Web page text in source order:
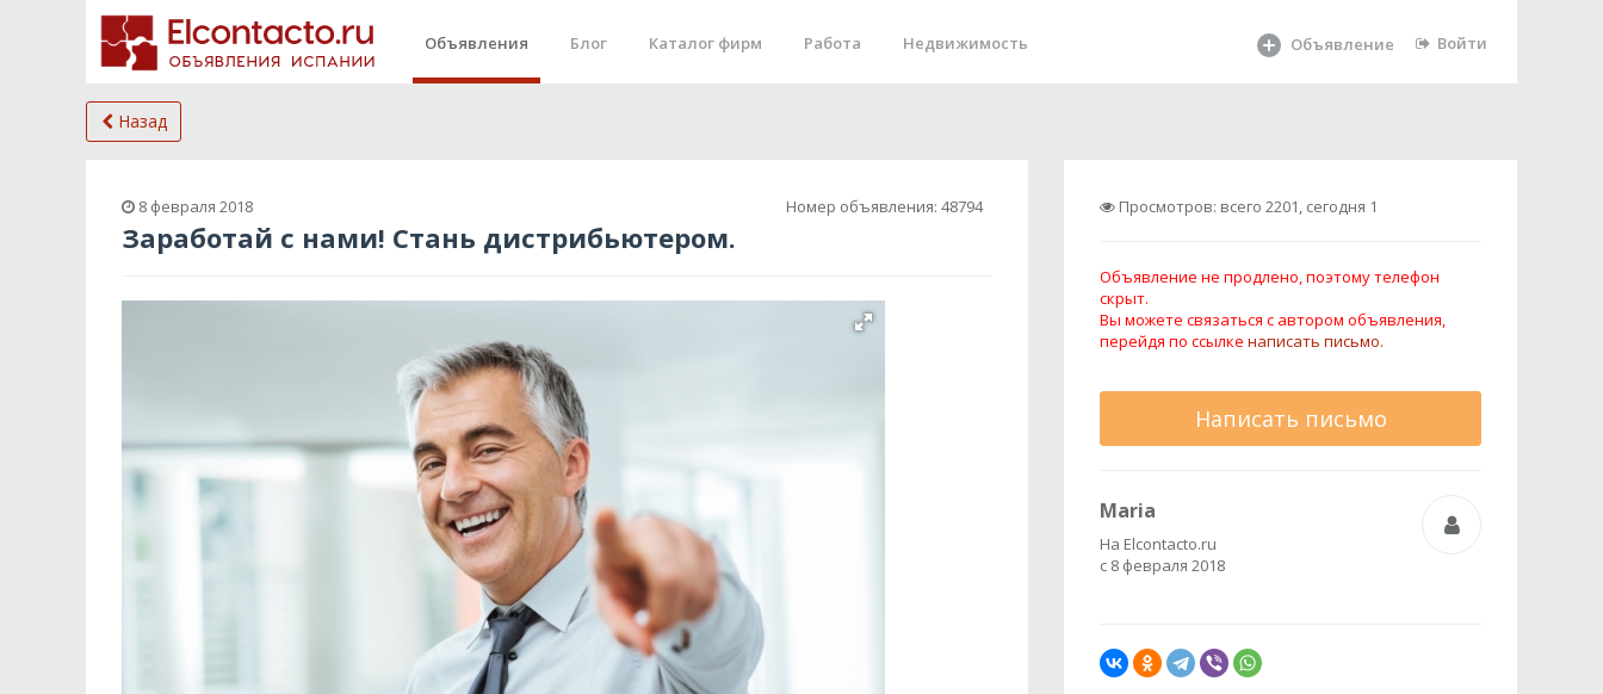
Объявления Блог Каталог фирм Работа Недвижимость Объявление Войти
Назад
8 февраля 2018 Номер объявления: 48794
Заработай с нами! Стань дистрибьютером.
Просмотров: всего 2201, сегодня 1
Объявление не продлено, поэтому телефон
скрыт.
Вы можете связаться с автором объявления,
перейдя по ссылке написать письмо.
Написать письмо
Maria
На Elcontacto.ru
с 8 февраля 2018